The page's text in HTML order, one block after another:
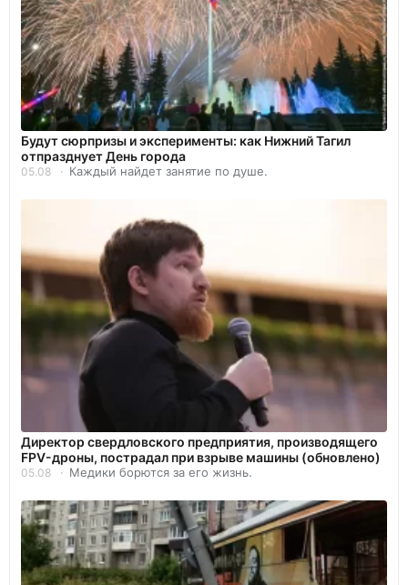
Будут сюрпризы и эксперименты: как Нижний Тагил
отпразднует День города
05.08 Каждый найдет занятие по душе.
Директор свердловского предприятия, производящего
FPV-дроны, пострадал при взрыве машины (обновлено)
05.08 Медики борются за его жизнь.